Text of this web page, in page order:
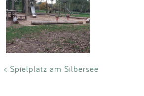
< Spielplatz am Silbersee